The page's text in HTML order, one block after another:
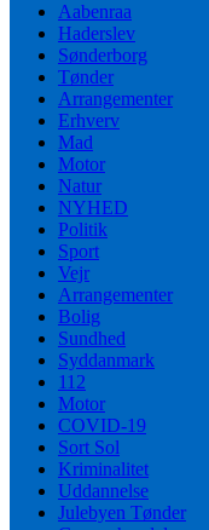
Aabenraa
Haderslev
Sønderborg
Tønder
Arrangementer
Erhverv
Mad
Motor
Natur
NYHED
Politik
Sport
Vejr
Arrangementer
Bolig
Sundhed
Syddanmark
112
Motor
COVID-19
Sort Sol
Kriminalitet
Uddannelse
Julebyen Tønder